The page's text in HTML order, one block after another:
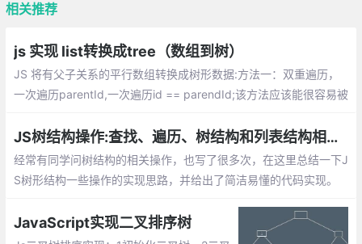
相关推荐
js 实现 list转换成tree（数组到树）
JS 将有父子关系的平行数组转换成树形数据:方法一：双重遍历，
一次遍历parentId,一次遍历id == parendId;该方法应该能很容易被
JS树结构操作:查找、遍历、树结构和列表结构相互转换
经常有同学问树结构的相关操作，也写了很多次，在这里总结一下J
S树形结构一些操作的实现思路，并给出了简洁易懂的代码实现。
JavaScript实现二叉排序树